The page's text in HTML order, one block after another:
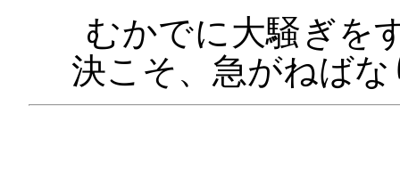
むかでに大騒ぎを
決こそ、急がねば